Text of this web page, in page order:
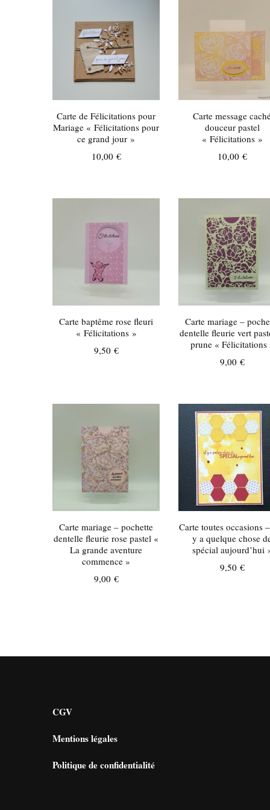
au
plus
ancien
Carte de Félicitations pour
Mariage « Félicitations pour
ce grand jour »
10,00 €
Carte message
douceur pastel
« Félicitations »
10,00 €
Carte baptême rose fleuri
« Félicitations »
9,50 €
Carte mariage –
dentelle fleurie vert
prune « Félicitations
9,00 €
Carte mariage – pochette
dentelle fleurie rose pastel «
La grande aventure
commence »
9,00 €
Carte toutes occasions
y a quelque chose
spécial aujourd’hui
9,50 €
CGV
Mentions légales
Politique de confidentialité